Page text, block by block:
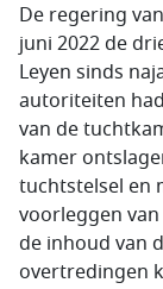
De regering
juni 2022 de
Leyen sinds
autoriteiten
van de
kamer
tuchtstelsel en
voorleggen van
de inhoud van
overtredingen